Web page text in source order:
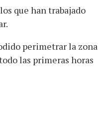
que han trabajado
perimetrar la zona
las primeras horas